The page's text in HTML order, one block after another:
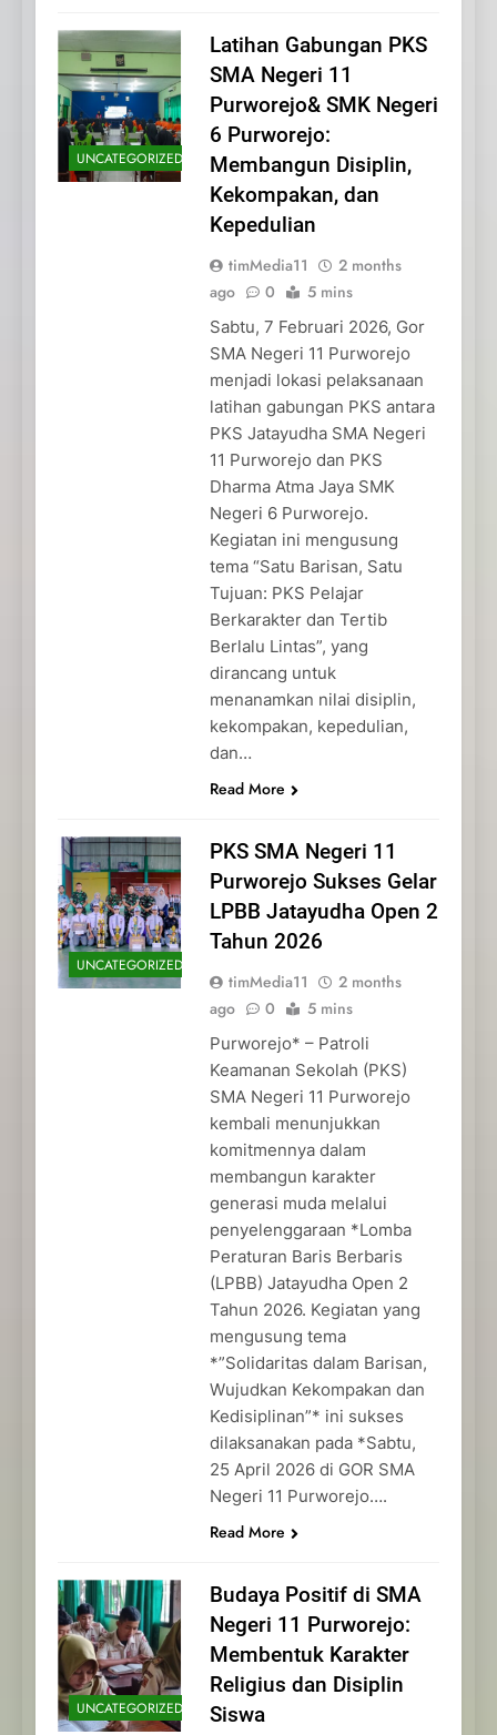
UNCATEGORIZED
Latihan Gabungan PKS
SMA Negeri 11
Purworejo& SMK Negeri
6 Purworejo:
Membangun Disiplin,
Kekompakan, dan
Kepedulian
timMedia11
2 months
ago
0 5 mins
Sabtu, 7 Februari 2026, Gor
SMA Negeri 11 Purworejo
menjadi lokasi pelaksanaan
latihan gabungan PKS antara
PKS Jatayudha SMA Negeri
11 Purworejo dan PKS
Dharma Atma Jaya SMK
Negeri 6 Purworejo.
Kegiatan ini mengusung
tema “Satu Barisan, Satu
Tujuan: PKS Pelajar
Berkarakter dan Tertib
Berlalu Lintas”, yang
dirancang untuk
menanamkan nilai disiplin,
kekompakan, kepedulian,
dan…
Read More
UNCATEGORIZED
PKS SMA Negeri 11
Purworejo Sukses Gelar
LPBB Jatayudha Open 2
Tahun 2026
timMedia11
2 months
ago
0 5 mins
Purworejo* – Patroli
Keamanan Sekolah (PKS)
SMA Negeri 11 Purworejo
kembali menunjukkan
komitmennya dalam
membangun karakter
generasi muda melalui
penyelenggaraan *Lomba
Peraturan Baris Berbaris
(LPBB) Jatayudha Open 2
Tahun 2026. Kegiatan yang
mengusung tema
*”Solidaritas dalam Barisan,
Wujudkan Kekompakan dan
Kedisiplinan”* ini sukses
dilaksanakan pada *Sabtu,
25 April 2026 di GOR SMA
Negeri 11 Purworejo….
Read More
UNCATEGORIZED
Budaya Positif di SMA
Negeri 11 Purworejo:
Membentuk Karakter
Religius dan Disiplin
Siswa